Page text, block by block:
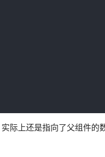
际上还是指向了父组件的